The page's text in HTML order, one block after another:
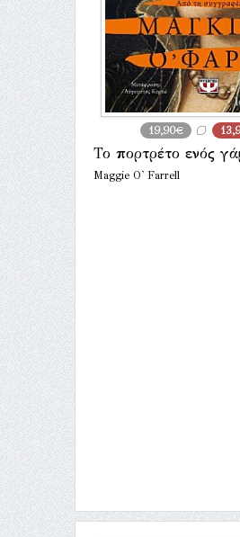
19,90€
Το πορτρέτο ενός
Maggie O' Farrell